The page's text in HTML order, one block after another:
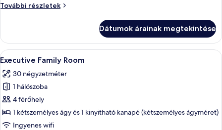
1
franciaágy
További részletek
Business
(nagyméretű)
franciaágy
további
Dátumok árainak megtekintése
A
következő
szoba
összes
képének
megtekintése:
Executive
Egy szállodai szoba, amelyben egy
11
Executive Family Room
30 négyzetméter
1 hálószoba
4 férőhely
1 kétszemélyes ágy és 1 kinyitható kanapé (kétszemélyes ágyméret)
Ingyenes wifi